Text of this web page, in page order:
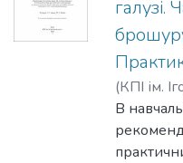
галузі.
(КПІ ім.
Андрій
В